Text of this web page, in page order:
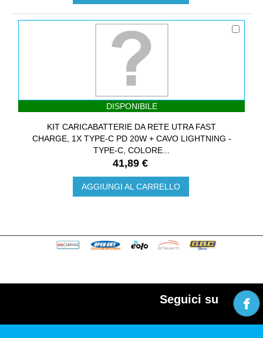
DISPONIBILE
KIT CARICABATTERIE DA RETE UTRA FAST
CHARGE, 1X TYPE-C PD 20W + CAVO LIGHTNING -
TYPE-C, COLORE...
41,89 €
AGGIUNGI AL CARRELLO
Seguici su